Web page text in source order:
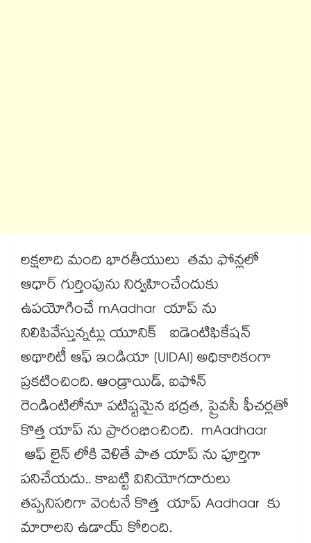
లక్షలాది మంది భారతీయులు తమ ఫోన్లలో
ఆధార్ గుర్తింపును నిర్వహించేందుకు
ఉపయోగించే mAadhar యాప్ ను
నిలిపివేస్తున్నట్లు యూనిక్ ఐడెంటిఫికేషన్
అథారిటీ ఆఫ్ ఇండియా (UIDAI) అధికారికంగా
ప్రకటించింది. ఆండ్రాయిడ్, ఐఫోన్
రెండింటిలోనూ పటిష్టమైన భద్రత, ప్రైవసీ ఫీచర్లతో
కొత్త యాప్ ను ప్రారంభించింది. mAadhaar
ఆఫ్ లైన్ లోకి వెళితే పాత యాప్ ను పూర్తిగా
పనిచేయదు.. కాబట్టి వినియోగదారులు
తప్పనిసరిగా వెంటనే కొత్త యాప్ Aadhaar కు
మారాలని ఉడాయ్ కోరింది.